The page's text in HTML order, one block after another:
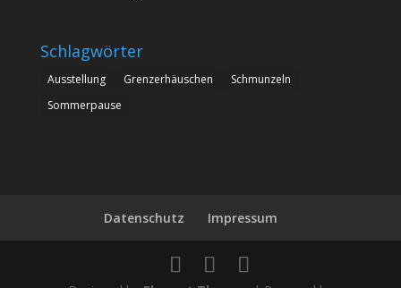
Schlagwörter
Ausstellung Grenzerhäuschen
Schmunzeln
Sommerpause
Datenschutz Impressum